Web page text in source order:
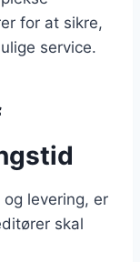
for at sikre,
service.
levering, er
skal